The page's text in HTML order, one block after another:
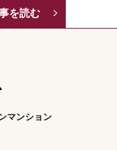
を読む
マンション